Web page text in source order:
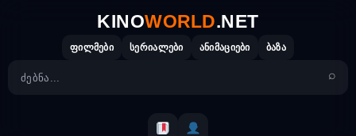
KINOWORLD.NET
ფილმები სერიალები ანიმაციები ბაზა